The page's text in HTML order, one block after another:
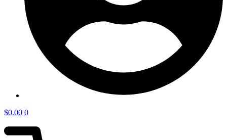
$0.00 0